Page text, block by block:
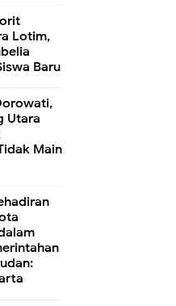
Lotim,
Baru
Utara
Main